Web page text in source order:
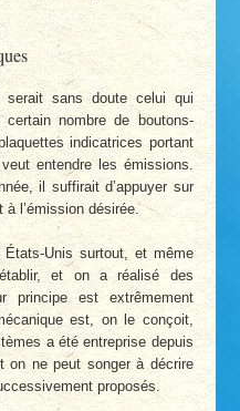
serait sans doute celui qui
nombre de boutons-
indicatrices portant
entendre les émissions.
il suffirait d’appuyer sur
à l’émission désirée.
Unis surtout, et même
et on a réalisé des
est extrêmement
est, on le conçoit,
a été entreprise depuis
on ne peut songer à décrire
proposés.